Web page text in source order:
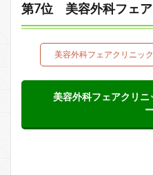
第7位 美容外科フェ
美容外科フェアクリニッ
美容外科フェアクリ